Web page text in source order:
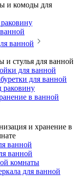
и комоды для
ванной
и стулья для ванной
для ванной
для ванной
в ванной
и хранение в
ванной
ванной
комнаты
для ванной